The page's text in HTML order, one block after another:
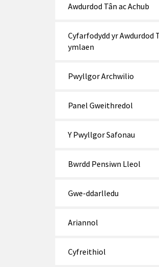
Awdurdod Tân ac Achub
Cyfarfodydd yr Awdurdod
ymlaen
Pwyllgor Archwilio
Panel Gweithredol
Y Pwyllgor Safonau
Bwrdd Pensiwn Lleol
Gwe-ddarlledu
Ariannol
Cyfreithiol